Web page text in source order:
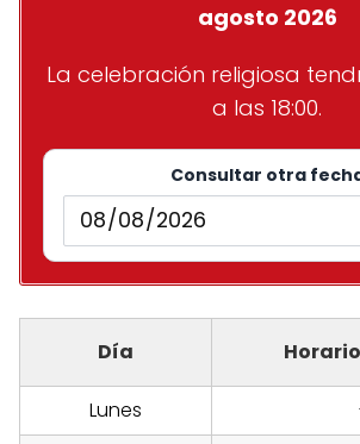
agosto 2026
La celebración religiosa
a las 18:00.
Consultar otra
Día
Lunes